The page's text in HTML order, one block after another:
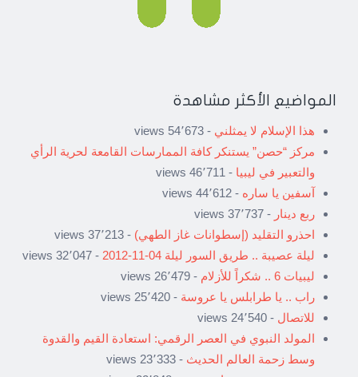
المواضيع الأكثر مشاهدة
هذا الإسلام لا يمثلني - 54٬673 views
مركز “حصن” يستنكر كافة الممارسات القامعة لحرية الرأي
والتعبير في ليبيا - 46٬711 views
آسفين يا ساره - 44٬612 views
ربع دينار - 37٬737 views
احذرو التقليد (إسطوانات غاز الطهي) - 37٬213 views
ليلة عصيبة .. طريق السور ليلة 04-11-2012
- 32٬047 views
ليبيات 6 .. شكراً للأزلام
- 26٬479 views
راب .. يا طرابلس يا عروسة - 25٬420 views
للاتصال - 24٬540 views
المولد النبوي في العصر الرقمي: استعادة القيم والقدوة
وسط زحمة العالم الحديث - 23٬333 views